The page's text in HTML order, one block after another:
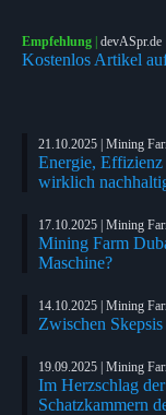
Empfehlung | devASpr.de
Kostenlos Artikel
21.10.2025 | Mining
Energie,
wirklich
17.10.2025 | Mining
Mining Farm
Maschine?
14.10.2025 | Mining
Zwischen
19.09.2025 | Mining
Im Herzschlag
Schatzkammern